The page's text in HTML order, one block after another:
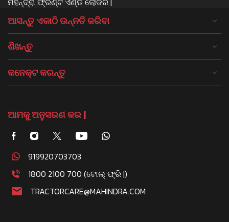
ଆସନ୍ତୁ ଏକାଠି ଉନ୍ନତି କରିବା
ଶିଖନ୍ତୁ
କନେକ୍ଟ କରନ୍ତୁ
ଆମକୁ ଅନୁସରଣ କର |
919920703703
1800 2100 700 (ଟୋଲ୍ ଫ୍ରି |)
TRACTORCARE@MAHINDRA.COM